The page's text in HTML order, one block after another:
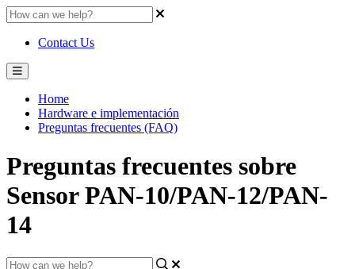
Contact Us
Home
Hardware e implementación
Preguntas frecuentes (FAQ)
Preguntas frecuentes sobre
Sensor PAN-10/PAN-12/PAN-
14